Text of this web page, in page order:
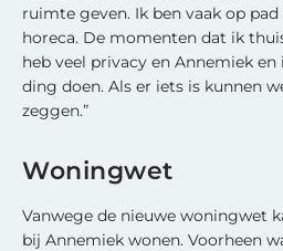
ruimte geven. Ik ben vaak op
horeca. De momenten dat ik
heb veel privacy en Annemiek
ding doen. Als er iets is kunnen
zeggen.”
Woningwet
Vanwege de nieuwe woningwet
bij Annemiek wonen. Voorheen